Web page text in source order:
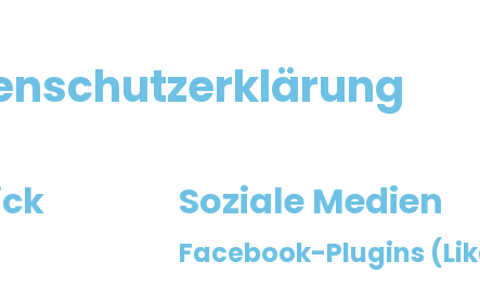
Soziale Medien
Facebook-Plugins